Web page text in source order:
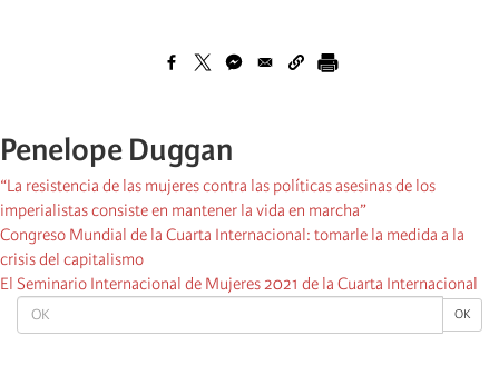
OK OK
Penelope Duggan
“La resistencia de las mujeres contra las políticas asesinas de los
imperialistas consiste en mantener la vida en marcha”
Congreso Mundial de la Cuarta Internacional: tomarle la medida a la
crisis del capitalismo
El Seminario Internacional de Mujeres 2021 de la Cuarta Internacional